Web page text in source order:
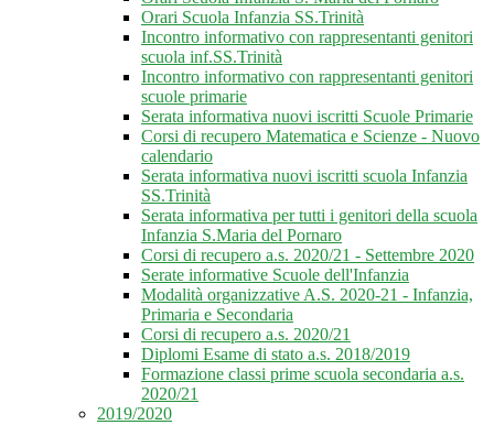
Orari Scuola Infanzia SS.Trinità
Incontro informativo con rappresentanti genitori
scuola inf.SS.Trinità
Incontro informativo con rappresentanti genitori
scuole primarie
Serata informativa nuovi iscritti Scuole Primarie
Corsi di recupero Matematica e Scienze - Nuovo
calendario
Serata informativa nuovi iscritti scuola Infanzia
SS.Trinità
Serata informativa per tutti i genitori della scuola
Infanzia S.Maria del Pornaro
Corsi di recupero a.s. 2020/21 - Settembre 2020
Serate informative Scuole dell'Infanzia
Modalità organizzative A.S. 2020-21 - Infanzia,
Primaria e Secondaria
Corsi di recupero a.s. 2020/21
Diplomi Esame di stato a.s. 2018/2019
Formazione classi prime scuola secondaria a.s.
2020/21
2019/2020